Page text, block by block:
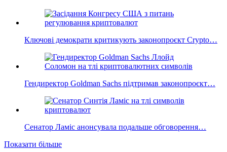
Ключові демократи критикують законопроєкт Crypto…
Гендиректор Goldman Sachs підтримав законопроєкт…
Сенатор Ламіс анонсувала подальше обговорення…
Показати більше